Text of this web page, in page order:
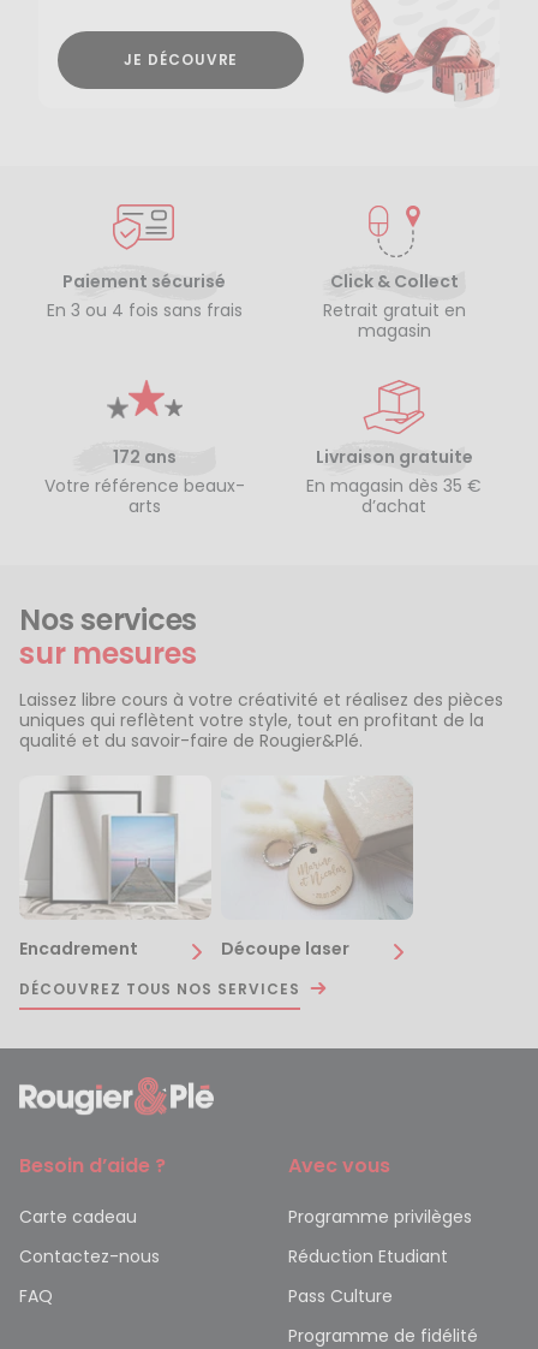
JE DÉCOUVRE
Paiement sécurisé
En 3 ou 4 fois sans frais
Click & Collect
Retrait gratuit en
magasin
172 ans
Votre référence beaux-
arts
Livraison gratuite
En magasin dès 35 €
d’achat
Nos services
sur mesures
Laissez libre cours à votre créativité et réalisez des pièces
uniques qui reflètent votre style, tout en profitant de la
qualité et du savoir-faire de Rougier&Plé.
Encadrement Découpe laser
DÉCOUVREZ TOUS NOS SERVICES
Besoin d’aide ?
Carte cadeau
Contactez-nous
FAQ
Avec vous
Programme privilèges
Réduction Etudiant
Pass Culture
Programme de fidélité